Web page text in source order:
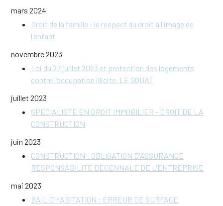
mars 2024
Droit de la famille : le respect du droit à l'image de
l'enfant
novembre 2023
Loi du 27 juillet 2023 et protection des logements
contre l’occupation illicite. LE SQUAT
juillet 2023
SPECIALISTE EN DROIT IMMOBILIER - DROIT DE LA
CONSTRUCTION
juin 2023
CONSTRUCTION : OBLIGATION D'ASSURANCE
RESPONSABILITE DECENNALE DE L'ENTREPRISE
mai 2023
BAIL D’HABITATION : ERREUR DE SURFACE